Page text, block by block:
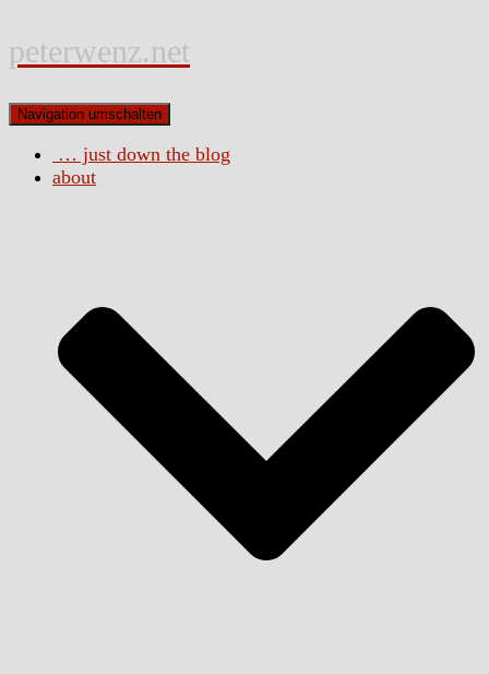
peterwenz.net
Navigation umschalten
… just down the blog
about